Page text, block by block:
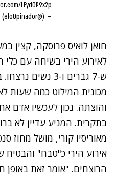
LEydOP9x2p
— ‍ (@elo0pinador)
חואן לואיס פרוסקה, קצין
לאירוע הירי בשיחה עם
ש-7 גברים ו-3
מכונית המילוט כמה שעות
והוצתה. נכון לעכשיו אדם
בתקרית. המניע עדיין לא
מאוריסיו קורי, מושל מחוז
אירוע הירי כ"טבח" והבטיח
הרוצחים. "אומר זאת